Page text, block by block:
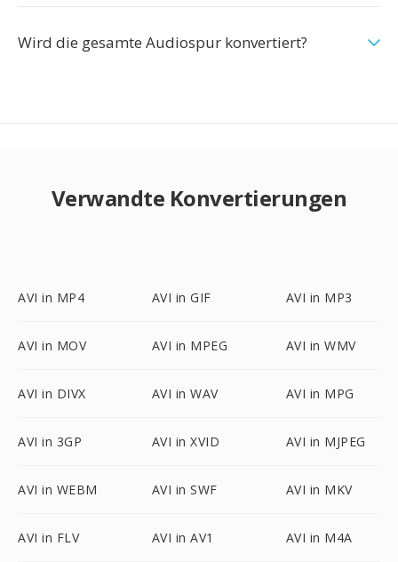
Wird die gesamte Audiospur konvertiert?
Verwandte Konvertierungen
AVI in MP4 AVI in GIF AVI in MP3
AVI in MOV AVI in MPEG AVI in WMV
AVI in DIVX AVI in WAV AVI in MPG
AVI in 3GP AVI in XVID AVI in MJPEG
AVI in WEBM AVI in SWF AVI in MKV
AVI in FLV AVI in AV1 AVI in M4A